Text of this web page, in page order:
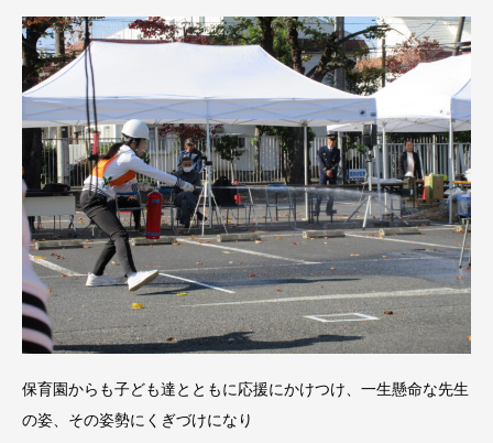
保育園からも子ども達とともに応援にかけつけ、一生懸命な先生
の姿、その姿勢にくぎづけになり